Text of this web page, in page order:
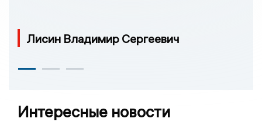
Лисин Владимир Сергеевич
Интересные новости